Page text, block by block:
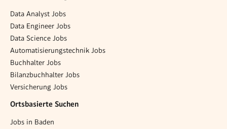
Data Analyst Jobs
Data Engineer Jobs
Data Science Jobs
Automatisierungstechnik Jobs
Buchhalter Jobs
Bilanzbuchhalter Jobs
Versicherung Jobs
Ortsbasierte Suchen
Jobs in Baden